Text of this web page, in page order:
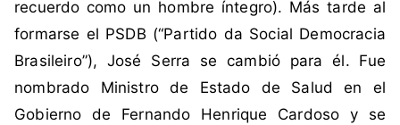
C
o
n
recuerdo como un hombre íntegro). Más tarde al
formarse el PSDB (“Partido da Social Democracia
Brasileiro”), José Serra se cambió para él. Fue
nombrado Ministro de Estado de Salud en el
Gobierno de Fernando Henrique Cardoso y se